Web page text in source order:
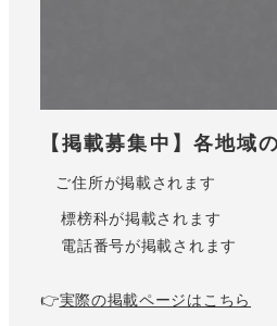
【掲載募集中】各地域
標榜科が掲載されます
電話番号が掲載されます
👉実際の掲載ページはこちら
ご住所が掲載されます